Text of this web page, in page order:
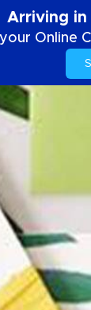
Arriving in
Online